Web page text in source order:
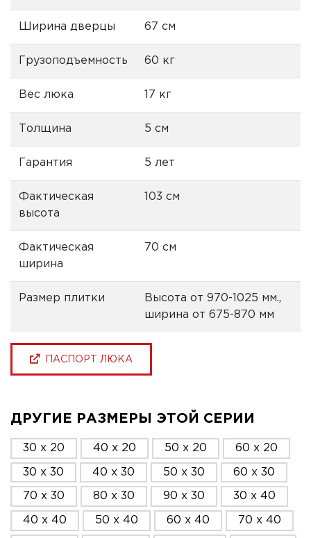
Ширина дверцы 67 см
Грузоподъемность 60 кг
Вес люка 17 кг
Толщина 5 см
Гарантия 5 лет
Фактическая
высота
103 см
Фактическая
ширина
70 см
Размер плитки
Высота от 970-1025 мм.,
ширина от 675-870 мм
ПАСПОРТ ЛЮКА
ДРУГИЕ РАЗМЕРЫ ЭТОЙ СЕРИИ
30 x 20 40 x 20 50 x 20 60 x 20
30 x 30 40 x 30 50 x 30 60 x 30
70 x 30 80 x 30 90 x 30 30 x 40
40 x 40 50 x 40 60 x 40 70 x 40